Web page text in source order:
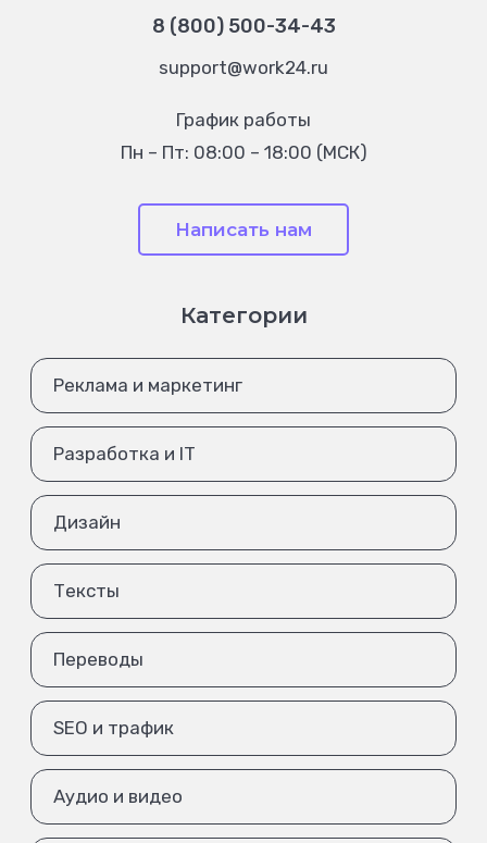
8 (800) 500-34-43
support@work24.ru
График работы
Пн – Пт: 08:00 – 18:00 (МСК)
Написать нам
Категории
Реклама и маркетинг
Разработка и IT
Дизайн
Тексты
Переводы
SEO и трафик
Аудио и видео